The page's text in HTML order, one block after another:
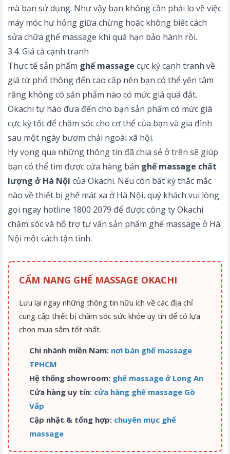
mà bạn sử dụng. Như vậy bạn không cần phải lo về việc
máy móc hư hỏng giữa chừng hoặc không biết cách
sửa chữa ghế massage khi quá hạn bảo hành rồi.
3.4. Giá cả cạnh tranh
Thực tế sản phẩm ghế massage cực kỳ cạnh tranh về
giá từ phổ thông đến cao cấp nên bạn có thể yên tâm
rằng không có sản phẩm nào có mức giá quá đắt.
Okachi tự hào đưa đến cho bạn sản phẩm có mức giá
cực kỳ tốt để chăm sóc cho cơ thể của bạn và gia đình
sau một ngày bươm chải ngoài xã hội.
Hy vọng qua những thông tin đã chia sẻ ở trên sẽ giúp
bạn có thể tìm được cửa hàng bán ghế massage chất
lượng ở Hà Nội của Okachi. Nếu còn bất kỳ thắc mắc
nào về thiết bị ghế mát xa ở Hà Nội, quý khách vui lòng
gọi ngay hotline 1800 2079 để đượccông ty Okachi
chăm sóc và hỗ trợ tư vấn sản phẩm ghế massage ở Hà
Nội một cách tận tình.
CẨM NANG GHẾ MASSAGE OKACHI
Lưu lại ngay những thông tin hữu ích về các địa chỉ
cung cấp thiết bị chăm sóc sức khỏe uy tín để có lựa
chọn mua sắm tốt nhất.
Chi nhánh miền Nam: nơi bán ghế massage
TPHCM
Hệ thống showroom: ghế massage ở Long An
Cửa hàng uy tín: cửa hàng ghế massage Gò
Vấp
Cập nhật & tổng hợp: chuyên mục ghế
massage